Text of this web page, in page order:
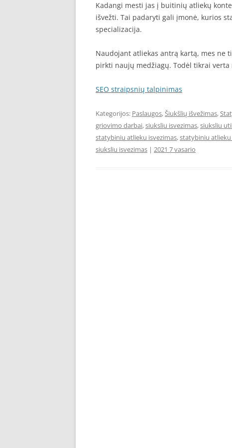
Kadangi mesti jas į buitinių atliekų
išvežti. Tai padaryti gali įmonė, kurios
specializacija.
Naudojant atliekas antrą kartą, mes ne
pirkti naujų medžiagų. Todėl tikrai
SEO straipsnių talpinimas
Kategorijos: Paslaugos,Šiukšlių išvežimas,
griovimo darbai,siuksliu isvezimas,siuksliu
statybiniu atlieku isvezimas,statybiniu
siuksliu isvezimas | 2021 7 vasario